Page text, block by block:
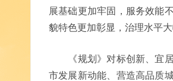
展基础更加牢固，服务效能
貌特色更加彰显，治理水平
《规划》对标创新、宜居
市发展新动能、营造高品质